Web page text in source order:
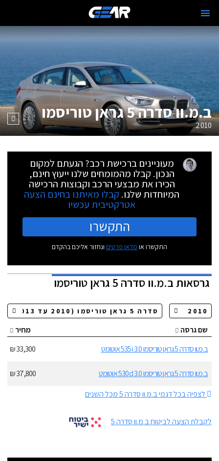
ב.מ.וו סדרה 5 גראן טוריסמו
2010
מעוניינים ברכישת רכב? הגעתם למקום
הנכון. קבלו מהמומחים שלנו ייעוץ חינם,
הכירו את מבצעי הרכב וקבוצות הרכישה
המיוחדות שלנו. קבלו מאיתנו בחינם הצעה
אטרקטיבית עכשיו
התקשרו
התקשרו או מלאו פרטים ונחזור אליכם בהקדם
גרסאותב.מ.וו סדרה 5 גראן טוריסמו
שם גרסה
מחיר
ב.מ.וו סדרה 5 גראן טוריסמו 3.0 535i אוטומט
33,300 ₪
ב.מ.וו סדרה 5 גראן טוריסמו 3.0 530d אוטומט
37,800 ₪
לצפיה בכל דגמי ב.מ.וו סדרה 5 מכל השנים
לקבלת הצעה לביטוח ב.מ.וו סדרה 5